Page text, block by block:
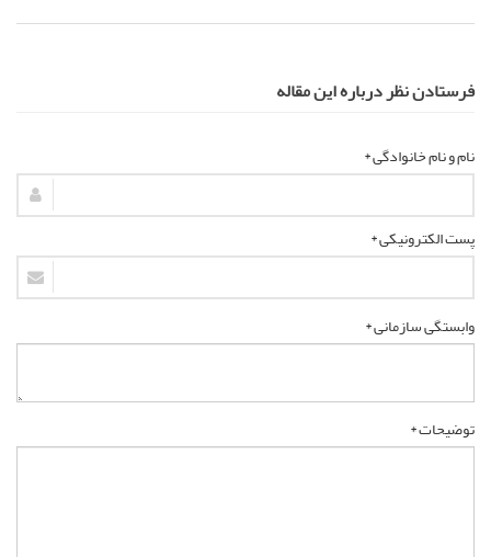
فرستادن نظر درباره این مقاله
نام و نام خانوادگی *
پست الکترونیکی *
وابستگی سازمانی *
توضیحات *